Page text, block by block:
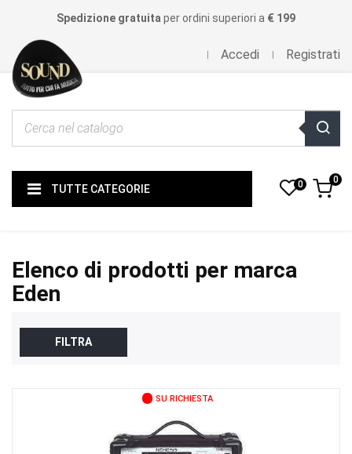
Spedizione gratuita per ordini superiori a € 199
Accedi Registrati
TUTTE CATEGORIE 0 0
Elenco di prodotti per marca
Eden
FILTRA
SU RICHIESTA